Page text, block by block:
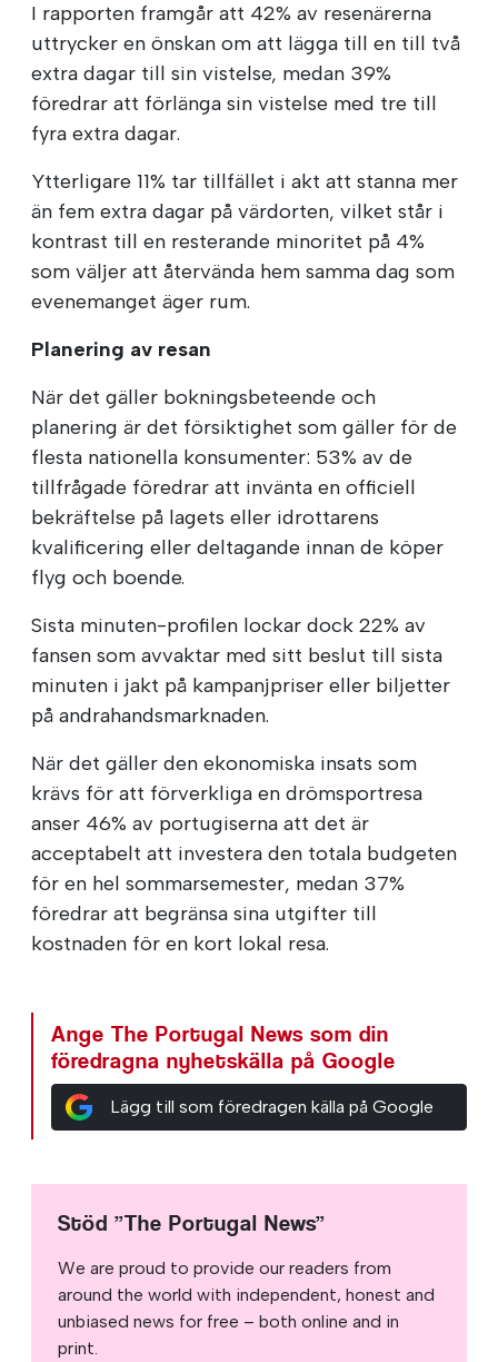
I rapporten framgår att 42% av resenärerna
uttrycker en önskan om att lägga till en till två
extra dagar till sin vistelse, medan 39%
föredrar att förlänga sin vistelse med tre till
fyra extra dagar.
Ytterligare 11% tar tillfället i akt att stanna mer
än fem extra dagar på värdorten, vilket står i
kontrast till en resterande minoritet på 4%
som väljer att återvända hem samma dag som
evenemanget äger rum.
Planering av resan
När det gäller bokningsbeteende och
planering är det försiktighet som gäller för de
flesta nationella konsumenter: 53% av de
tillfrågade föredrar att invänta en officiell
bekräftelse på lagets eller idrottarens
kvalificering eller deltagande innan de köper
flyg och boende.
Sista minuten-profilen lockar dock 22% av
fansen som avvaktar med sitt beslut till sista
minuten i jakt på kampanjpriser eller biljetter
på andrahandsmarknaden.
När det gäller den ekonomiska insats som
krävs för att förverkliga en drömsportresa
anser 46% av portugiserna att det är
acceptabelt att investera den totala budgeten
för en hel sommarsemester, medan 37%
föredrar att begränsa sina utgifter till
kostnaden för en kort lokal resa.
Ange The Portugal News som din
föredragna nyhetskälla på Google
Lägg till som föredragen källa på Google
Stöd ”The Portugal News”
We are proud to provide our readers from
around the world with independent, honest and
unbiased news for free – both online and in
print.